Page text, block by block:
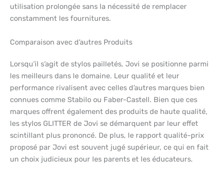
utilisation prolongée sans la nécessité de remplacer
constamment les fournitures.
Comparaison avec d’autres Produits
Lorsqu’il s’agit de stylos pailletés, Jovi se positionne parmi
les meilleurs dans le domaine. Leur qualité et leur
performance rivalisent avec celles d’autres marques bien
connues comme Stabilo ou Faber-Castell. Bien que ces
marques offrent également des produits de haute qualité,
les stylos GLITTER de Jovi se démarquent par leur effet
scintillant plus prononcé. De plus, le rapport qualité-prix
proposé par Jovi est souvent jugé supérieur, ce qui en fait
un choix judicieux pour les parents et les éducateurs.